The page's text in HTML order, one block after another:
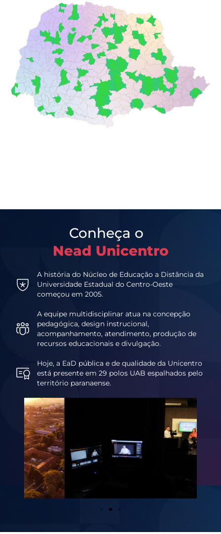
Conheça o
Nead Unicentro
A história do Núcleo de Educação a Distância da
Universidade Estadual do Centro-Oeste
começou em 2005.
A equipe multidisciplinar atua na concepção
pedagógica, design instrucional,
acompanhamento, atendimento, produção de
recursos educacionais e divulgação.
Hoje, a EaD pública e de qualidade da Unicentro
está presente em 29 polos UAB espalhados pelo
território paranaense.